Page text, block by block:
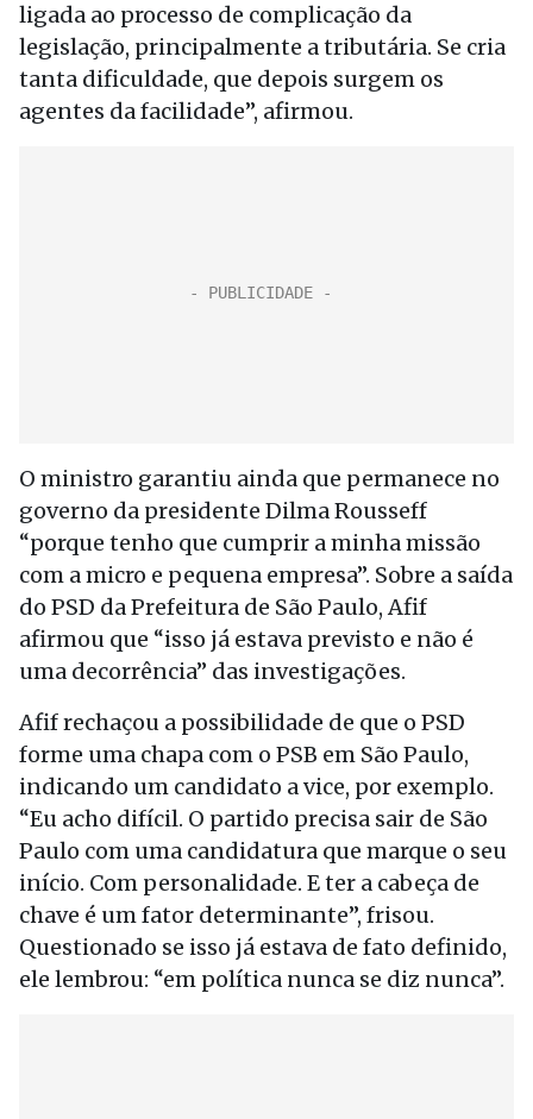
ligada ao processo de complicação da
legislação, principalmente a tributária. Se cria
tanta dificuldade, que depois surgem os
agentes da facilidade”, afirmou.
O ministro garantiu ainda que permanece no
governo da presidente Dilma Rousseff
“porque tenho que cumprir a minha missão
com a micro e pequena empresa”. Sobre a saída
do PSD da Prefeitura de São Paulo, Afif
afirmou que “isso já estava previsto e não é
uma decorrência” das investigações.
Afif rechaçou a possibilidade de que o PSD
forme uma chapa com o PSB em São Paulo,
indicando um candidato a vice, por exemplo.
“Eu acho difícil. O partido precisa sair de São
Paulo com uma candidatura que marque o seu
início. Com personalidade. E ter a cabeça de
chave é um fator determinante”, frisou.
Questionado se isso já estava de fato definido,
ele lembrou: “em política nunca se diz nunca”.